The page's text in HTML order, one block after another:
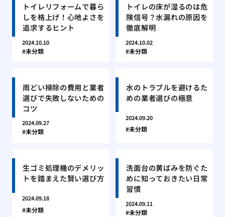
トイレリフォームで暮ら
しを格上げ！心地よさを
追求するヒント
2024.10.10
未分類
トイレの床が湿るのは危
険信号？水漏れの原因を
徹底解明
2024.10.02
未分類
雨どい掃除の費用と業者
選びで失敗しないための
コツ
2024.09.27
未分類
水のトラブルを避けるた
めの業者選びの極意
2024.09.20
未分類
生ゴミ処理機のデメリッ
トを踏まえた賢い選び方
2024.09.18
未分類
洗面台の黄ばみを防ぐた
めに知っておきたい日常
習慣
2024.09.11
未分類